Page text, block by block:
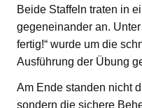
Beide Staffeln traten in
gegeneinander an.
fertig!“ wurde um die
Ausführung der Übung
Am Ende standen nicht
sondern die sichere